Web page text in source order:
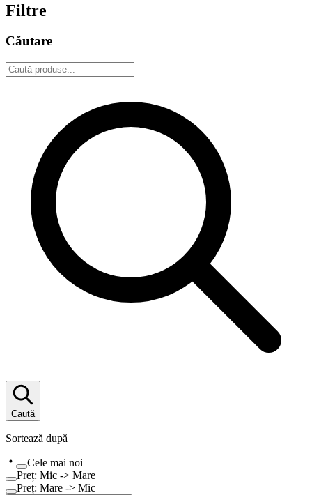
Filtre
Căutare
Caută
Sortează după
Cele mai noi
Preț: Mic -> Mare
Preț: Mare -> Mic